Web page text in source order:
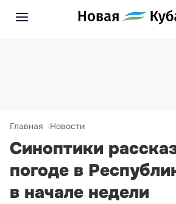
Главная Новости
Синоптики
погоде в
в начале недели